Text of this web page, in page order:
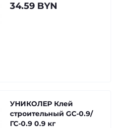
34.59 BYN
УНИКОЛЕР Клей
строительный GC-0.9/
ГС-0.9 0.9 кг